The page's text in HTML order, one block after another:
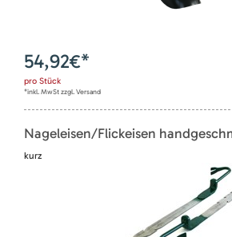
54,92€*
pro Stück
*inkl. MwSt zzgl. Versand
Nageleisen/Flickeisen
kurz